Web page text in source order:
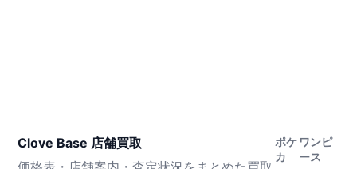
Clove Base 店舗買取
ポケ
カ
ワンピ
ース